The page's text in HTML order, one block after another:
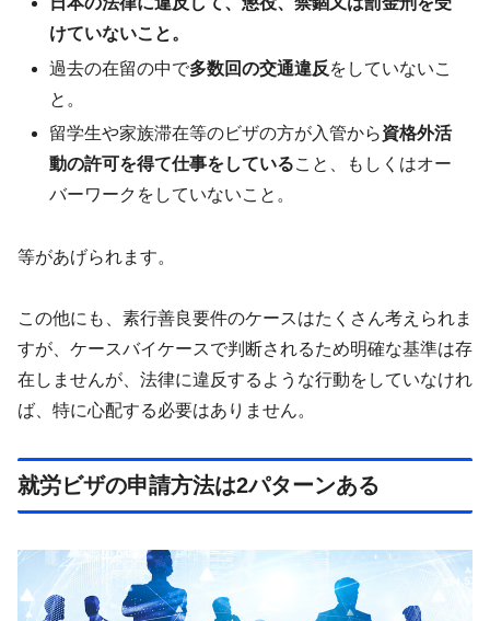
けていないこと。
過去の在留の中で多数回の交通違反 をしていないこ
と。
留学生や家族滞在等のビザの方が入管から資格外活
動の許可を得て仕事をしていること、もしくはオー
バーワークをしていないこと。
等があげられます。
この他にも、素行善良要件のケースはたくさん考えられま
すが、ケースバイケースで判断されるため明確な基準は存
在しませんが、法律に違反するような行動をしていなけれ
ば、特に心配する必要はありません。
就労ビザの申請方法は2パターンある